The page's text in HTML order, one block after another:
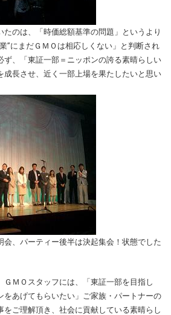
たのは、「時価総額基準の問題」というより
”にまだＧＭＯは相応しくない」と判断され
ず、「東証一部＝ニッポンの誇る素晴らしい
成長させ、近く一部上場を果たしたいと思い
会、パーティー後半は決起集会！状態でした
ＧＭＯスタッフには、「東証一部を目指し
をあげてもらいたい」ご家族・パートナーの
をご理解頂き、社会に貢献している素晴らし